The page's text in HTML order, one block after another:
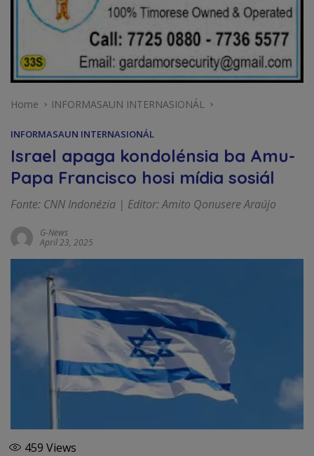
Home INFORMASAUN INTERNASIONÁL
INFORMASAUN INTERNASIONÁL
Israel apaga kondolénsia ba Amu-
Papa Francisco hosi mídia sosiál
Fonte: CNN Indonézia | Editor: Amito Qonusere Araújo
G-News
April 23, 2025
459 Views